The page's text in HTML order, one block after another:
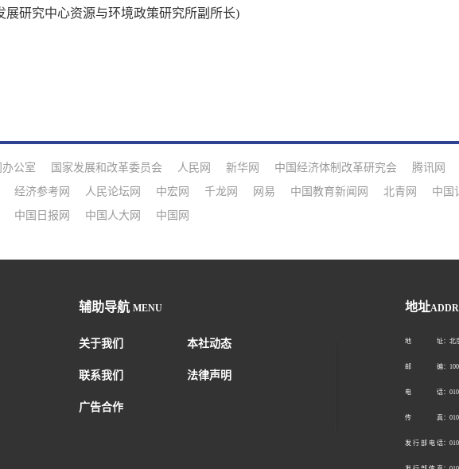
研究中心资源与环境政策研究所副所长)
办公室 国家发展和改革委员会 人民网 新华网 中国经济体制改革研究会 腾讯网
经济参考网 人民论坛网 中宏网 千龙网 网易 中国教育新闻网 北青网 中国
中国日报网 中国人大网 中国网
辅助导航 MENU
关于我们 本社动态
联系我们 法律声明
广告合作
地址
地 址：北京市
邮 编：
电 话：010-
传 真：010-
发 行 部 电 话：